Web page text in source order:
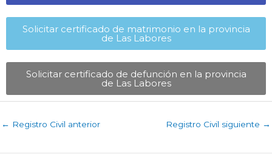
Solicitar certificado de matrimonio en la provincia
de Las Labores​
Solicitar certificado de defunción en la provincia
de Las Labores​
← Registro Civil anterior Registro Civil siguiente →